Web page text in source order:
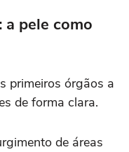
a pele como
primeiros órgãos a
de forma clara.
de áreas